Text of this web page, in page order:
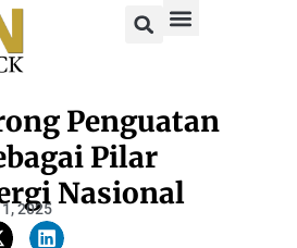
Penguatan
Pilar
Nasional
2025